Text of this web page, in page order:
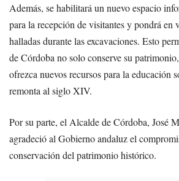
Además, se habilitará un nuevo espacio
para la recepción de visitantes y pondrá en
halladas durante las excavaciones. Esto
de Córdoba no solo conserve su
ofrezca nuevos recursos para la educación
remonta al siglo XIV.
Por su parte, el Alcalde de Córdoba, José
agradeció al Gobierno andaluz el
conservación del patrimonio histórico.